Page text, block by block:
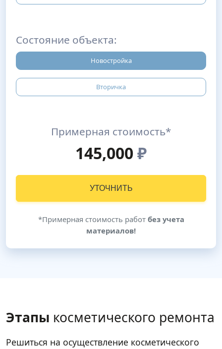
Состояние объекта:
Новостройка
Вторичка
Примерная стоимость*
145,000₽
УТОЧНИТЬ
*Примерная стоимость работ без учета
материалов!
Этапы косметического ремонта
Решиться на осуществление косметического